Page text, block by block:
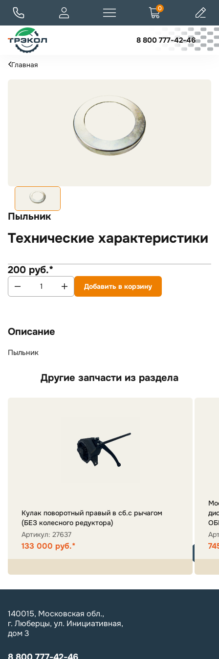
8 800 777-42-46
0
Главная
Пыльник
Технические характеристики
200 руб.*
Добавить в корзину
Описание
Пыльник
Другие запчасти из раздела
Кулак поворотный правый в сб.с рычагом
(БЕЗ колесного редуктора)
Артикул: 27637
133 000 руб.*
140015, Московская обл.,
г. Люберцы, ул. Инициативная,
дом 3